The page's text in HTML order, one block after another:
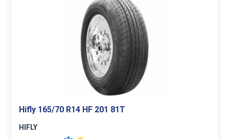
Hifly 165/70 R14 HF 201 81T
HIFLY